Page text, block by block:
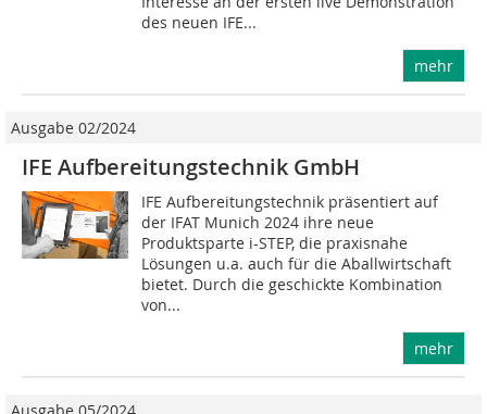
des neuen IFE...
mehr
Ausgabe 02/2024
IFE Aufbereitungstechnik GmbH
IFE Aufbereitungstechnik präsentiert auf
der IFAT Munich 2024 ihre neue
Produktsparte i-STEP, die praxisnahe
Lösungen u.a. auch für die Aballwirtschaft
bietet. Durch die geschickte Kombination
von...
mehr